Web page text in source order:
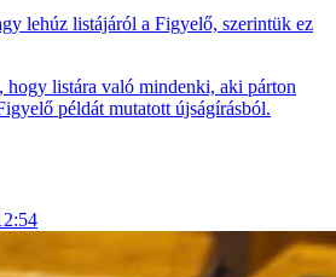
lehúz listájáról a Figyelő, szerintük ez
hogy listára való mindenki, aki párton
példát mutatott újságírásból.